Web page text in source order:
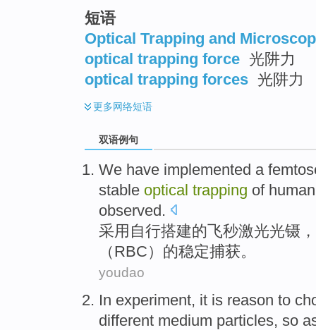
短语
Optical Trapping and
optical trapping force 光阱力
optical trapping forces 光阱力
更多网络短语
双语例句
We have implemented a
stable optical trapping of human
observed.
采用自行搭建的飞秒激光光镊 ，
（RBC）的稳定捕获。
youdao
In experiment, it is reason to
different medium particles, so